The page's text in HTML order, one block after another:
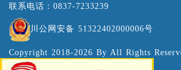
联系电话：0837-7233239
川公网安备 51322402000006号
Copyright 2018-2026 By All Rights